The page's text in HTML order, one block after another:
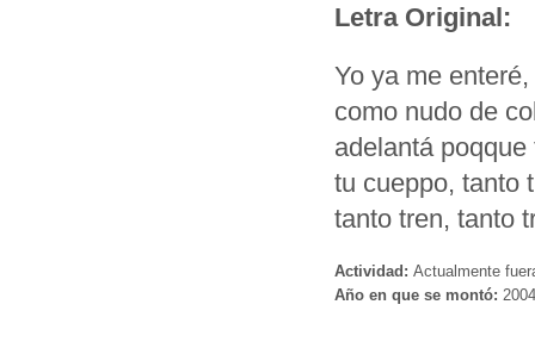
Letra Original:
Yo ya me
como nudo de
adelantá
tu cueppo, tanto
tanto tren, tanto
Actividad: Actualmente
Año en que se montó: 2004